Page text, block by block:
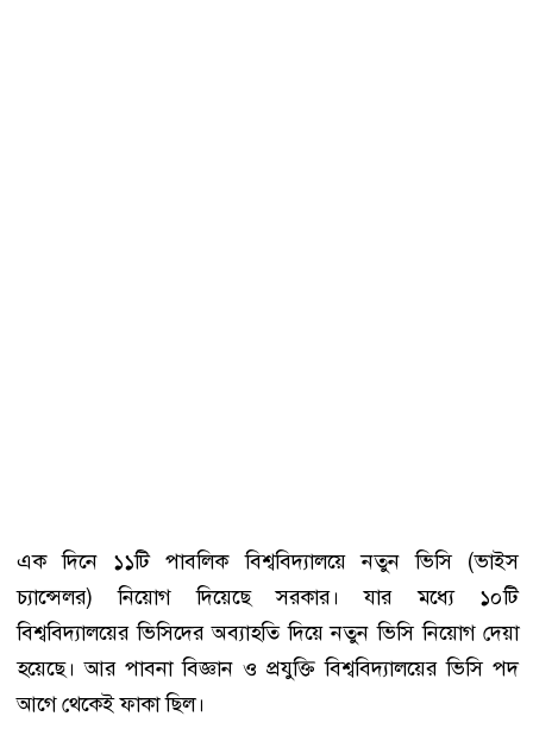
এক দিনে ১১টি পাবলিক বিশ্ববিদ্যালয়ে নতুন ভিসি (ভাইস
চ্যান্সেলর) নিয়োগ দিয়েছে সরকার। যার মধ্যে ১০টি
বিশ্ববিদ্যালয়ের ভিসিদের অব্যাহতি দিয়ে নতুন ভিসি নিয়োগ দেয়া
হয়েছে। আর পাবনা বিজ্ঞান ও প্রযুক্তি বিশ্ববিদ্যালয়ের ভিসি পদ
আগে থেকেই ফাকা ছিল।